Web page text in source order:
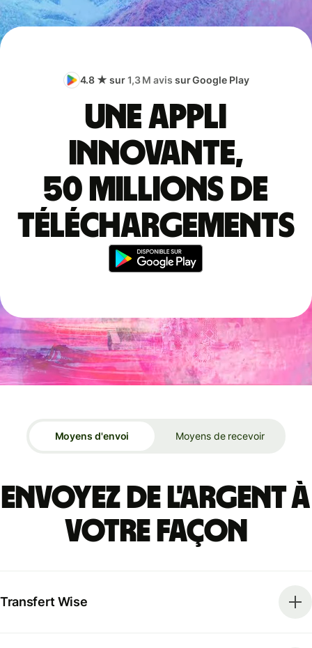
4.8 ★ sur1,3 M avis sur Google Play
Une appli
innovante,
50 millions de
téléchargements
Moyens d'envoi Moyens de recevoir
Envoyez de l'argent à
votre façon
Transfert Wise